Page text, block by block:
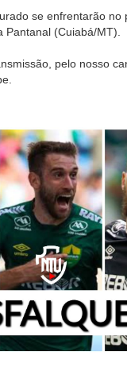
se enfrentarão no
Pantanal (Cuiabá/MT).
pelo nosso